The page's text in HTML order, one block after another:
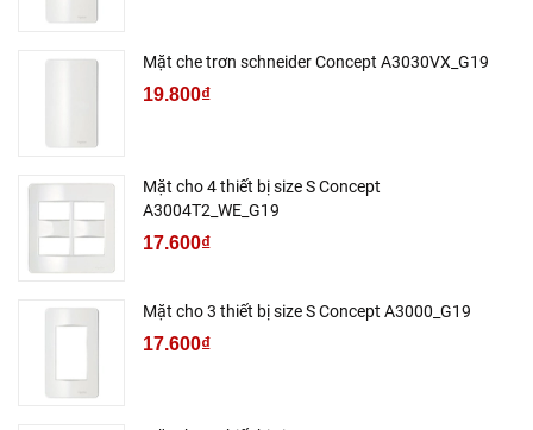
Mặt che trơn schneider Concept A3030VX_G19
19.800₫
Mặt cho 4 thiết bị size S Concept
A3004T2_WE_G19
17.600₫
Mặt cho 3 thiết bị size S Concept A3000_G19
17.600₫